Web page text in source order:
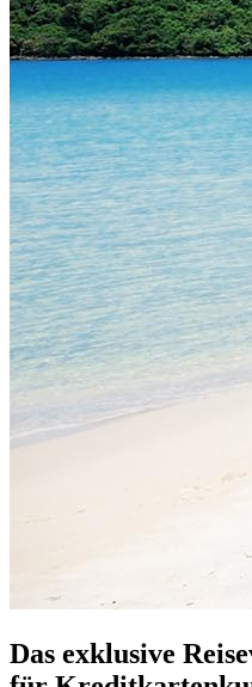
Das exklusive